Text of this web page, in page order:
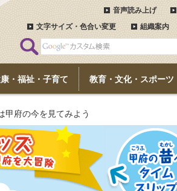
音声読み上げ
文字サイズ・色合い変更 組織案内
・福祉・子育て 教育・文化・スポーツ
甲府の今を見てみよう
大冒険
甲府の昔へタイム